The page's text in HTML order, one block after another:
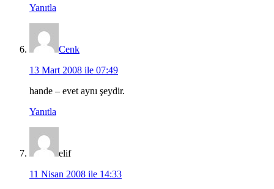
Yanıtla
Cenk
13 Mart 2008 ile 07:49
hande – evet aynı şeydir.
Yanıtla
elif
11 Nisan 2008 ile 14:33